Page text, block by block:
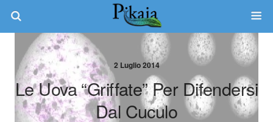
2 Luglio 2014
Le Uova “griffate” Per Difendersi
Dal Cuculo